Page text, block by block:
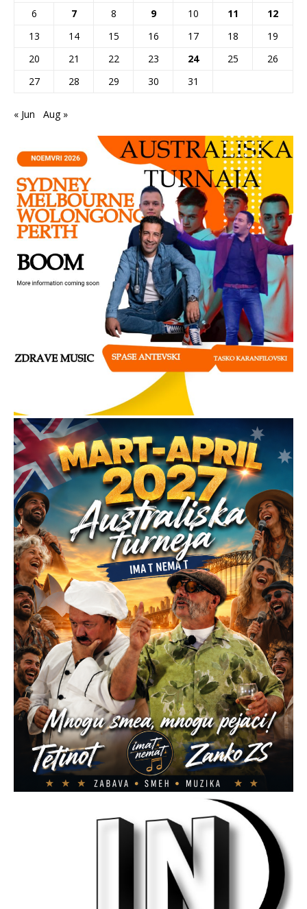
6
7 8 9 10 11
12
13
14 15 16 17 18
19
20
21 22 23 24 25
26
27
28 29 30 31
« Jun Aug »